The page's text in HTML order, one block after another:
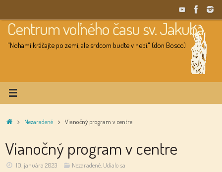
to
content
Centrum voľného času sv. Jakuba
"Nohami kráčajte po zemi, ale srdcom buďte v nebi." (don Bosco)
HomeNezaradené Vianočný program v centre
Vianočný program v centre
10. januára 2023 Nezaradené Udialo sa